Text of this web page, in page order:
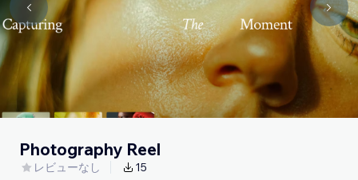
Photography Reel
レビューなし 15